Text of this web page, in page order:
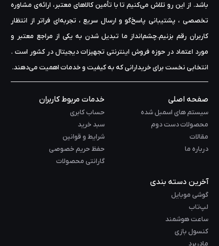
باشد. از این رو تلاش می‌کنیم تا با تأمین کالاهای معتبر، ارائه‌ی مشاوره‌
تخصصی ، پشتیبانی پاسخ‌گو و ارسال سریع ، تجربه‌ای فراتر از انتظار
کاربران رقم بزنیم.چشم‌انداز ما تبدیل شدن به یکی از مراجع معتبر و
مورد اعتماد در حوزه‌ فروش اینترنتی تجهیزات دیجیتال در کشور است .
انتخابی نخست برای خریدارانی که به کیفیت و خدمات اهمیت می‌دهند.
صفحه اصلی
سیستم های اسمبل شده
محصولات دست دوم
مقالات
درباره ما
خدمات مربوط کاربران
حساب کابری
سبد خرید
شرایط و قوانین
حفظ حریم خصوصی
گارانتی محصولات
آخرین دسته بندی
گوشی موبایل
لپ‌تاب
ساعت هوشمند
کنسول بازی
مادربرد